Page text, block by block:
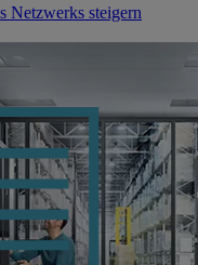
Netzwerks steigern